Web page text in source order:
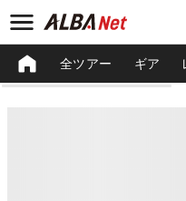
全ツアー ギア